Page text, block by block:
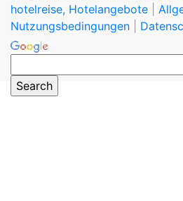
hotelreise, Hotelangebote
Nutzungsbedingungen